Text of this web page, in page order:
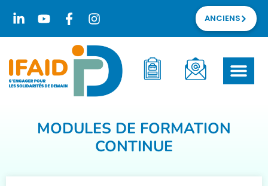
ANCIENS
MODULES DE FORMATION
CONTINUE